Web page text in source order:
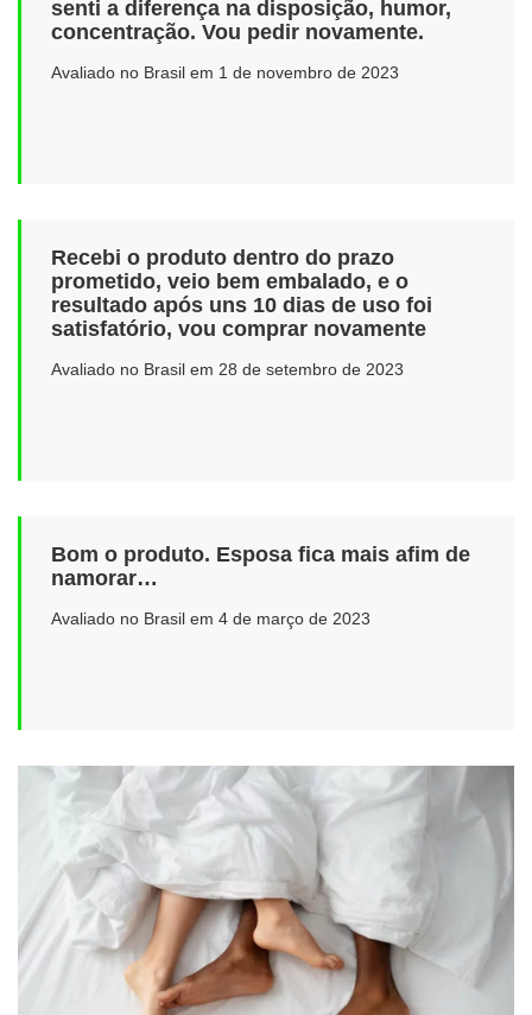
senti a diferença na disposição, humor,
concentração. Vou pedir novamente.
Avaliado no Brasil em 1 de novembro de 2023
Recebi o produto dentro do prazo
prometido, veio bem embalado, e o
resultado após uns 10 dias de uso foi
satisfatório, vou comprar novamente
Avaliado no Brasil em 28 de setembro de 2023
Bom o produto. Esposa fica mais afim de
namorar…
Avaliado no Brasil em 4 de março de 2023